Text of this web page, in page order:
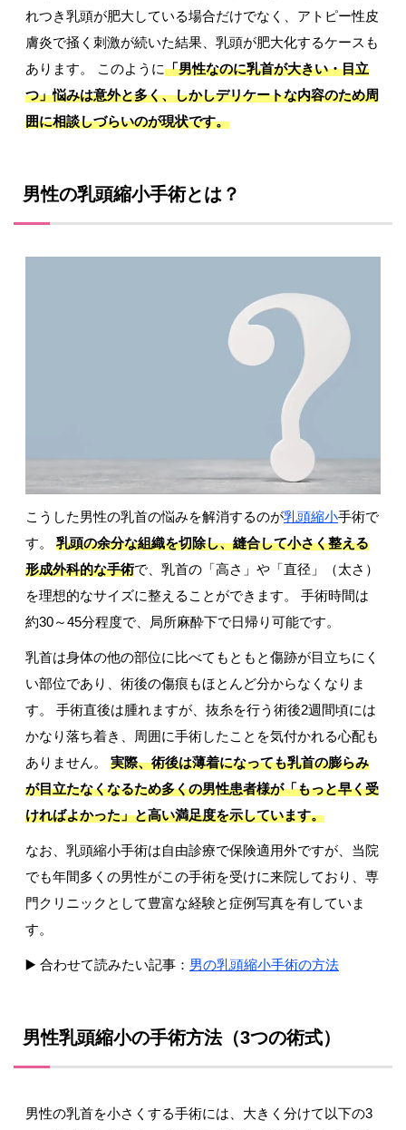
れつき乳頭が肥大している場合だけでなく、アトピー性皮
膚炎で掻く刺激が続いた結果、乳頭が肥大化するケースも
あります。 このように「男性なのに乳首が大きい・目立
つ」悩みは意外と多く、しかしデリケートな内容のため周
囲に相談しづらいのが現状です。
男性の乳頭縮小手術とは？
こうした男性の乳首の悩みを解消するのが乳頭縮小手術で
す。 乳頭の余分な組織を切除し、縫合して小さく整える
形成外科的な手術で、乳首の「高さ」や「直径」（太さ）
を理想的なサイズに整えることができます。 手術時間は
約30～45分程度で、局所麻酔下で日帰り可能です。
乳首は身体の他の部位に比べてもともと傷跡が目立ちにく
い部位であり、術後の傷痕もほとんど分からなくなりま
す。 手術直後は腫れますが、抜糸を行う術後2週間頃には
かなり落ち着き、周囲に手術したことを気付かれる心配も
ありません。 実際、術後は薄着になっても乳首の膨らみ
が目立たなくなるため多くの男性患者様が「もっと早く受
ければよかった」と高い満足度を示しています。
なお、乳頭縮小手術は自由診療で保険適用外ですが、当院
でも年間多くの男性がこの手術を受けに来院しており、専
門クリニックとして豊富な経験と症例写真を有していま
す。
▶️ 合わせて読みたい記事： 男の乳頭縮小手術の方法
男性乳頭縮小の手術方法（3つの術式）
男性の乳首を小さくする手術には、大きく分けて以下の3